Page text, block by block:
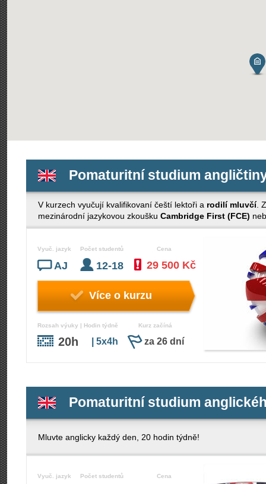
Pomaturitní studium
V kurzech vyučují kvalifikovaní čeští lektoři a rodilí mluvčí.
mezinárodní jazykovou zkoušku Cambridge First (FCE)
Vyuč. jazyk
AJ
Počet studentů
12-18
Cena
29 500 Kč
Více o kurzu
Rozsah výuky | Hodin týdně
20h | 5x4h
Kurz začíná
za 26 dní
Pomaturitní studium
Mluvte anglicky každý den, 20 hodin týdně!
Vyuč. jazyk Počet studentů Cena